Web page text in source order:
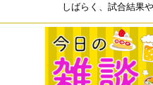
しばらく、試合結果